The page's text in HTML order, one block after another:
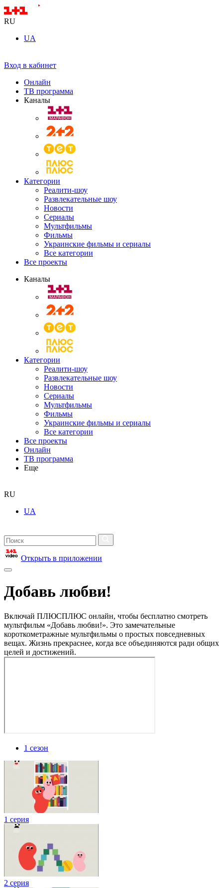
RU
UA
Вход в кабинет
Онлайн
ТВ программа
Каналы
Категории
Реалити-шоу
Развлекательные шоу
Новости
Сериалы
Мультфильмы
Фильмы
Украинские фильмы и сериалы
Все категории
Все проекты
Каналы
Категории
Реалити-шоу
Развлекательные шоу
Новости
Сериалы
Мультфильмы
Фильмы
Украинские фильмы и сериалы
Все категории
Все проекты
Онлайн
ТВ программа
Еще
RU
UA
Открыть в приложении
Добавь любви!
Включай ПЛЮСПЛЮС онлайн, чтобы бесплатно смотреть
мультфильм «Добавь любви!». Это замечательные
короткометражные мультфильмы о простых повседневных
вещах. Жизнь прекраснее, когда все объединяются ради общих
целей и достижений.
1 сезон
1 серия
2 серия